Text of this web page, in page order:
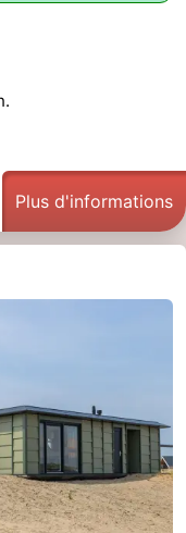
Plus d'informations